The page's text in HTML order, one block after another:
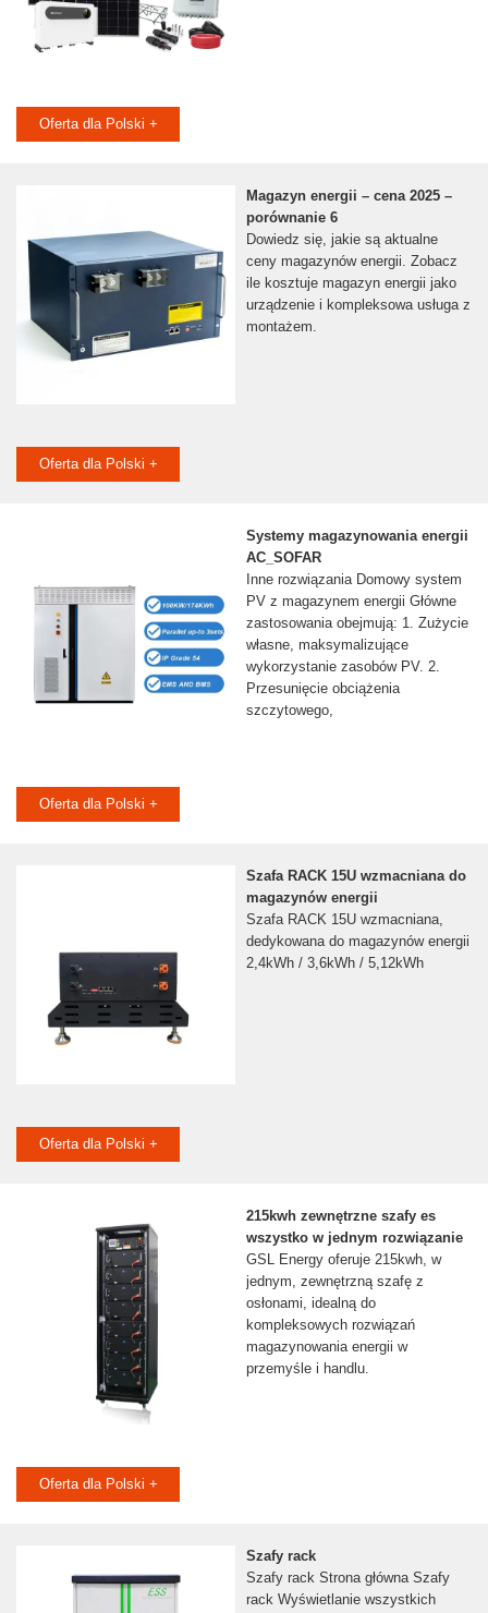
Oferta dla Polski +
Magazyn energii – cena 2025 –
porównanie 6
Dowiedz się, jakie są aktualne
ceny magazynów energii. Zobacz
ile kosztuje magazyn energii jako
urządzenie i kompleksowa usługa z
montażem.
Oferta dla Polski +
Systemy magazynowania energii
AC_SOFAR
Inne rozwiązania Domowy system
PV z magazynem energii Główne
zastosowania obejmują: 1. Zużycie
własne, maksymalizujące
wykorzystanie zasobów PV. 2.
Przesunięcie obciążenia
szczytowego,
Oferta dla Polski +
Szafa RACK 15U wzmacniana do
magazynów energii
Szafa RACK 15U wzmacniana,
dedykowana do magazynów energii
2,4kWh / 3,6kWh / 5,12kWh
Oferta dla Polski +
215kwh zewnętrzne szafy es
wszystko w jednym rozwiązanie
GSL Energy oferuje 215kwh, w
jednym, zewnętrzną szafę z
osłonami, idealną do
kompleksowych rozwiązań
magazynowania energii w
przemyśle i handlu.
Oferta dla Polski +
Szafy rack
Szafy rack Strona główna Szafy
rack Wyświetlanie wszystkich